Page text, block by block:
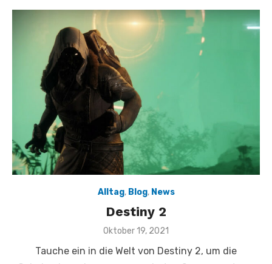
Alltag, Blog, News
Destiny 2
Veröffentlicht
Oktober 19, 2021
Tauche ein in die Welt von Destiny 2, um die